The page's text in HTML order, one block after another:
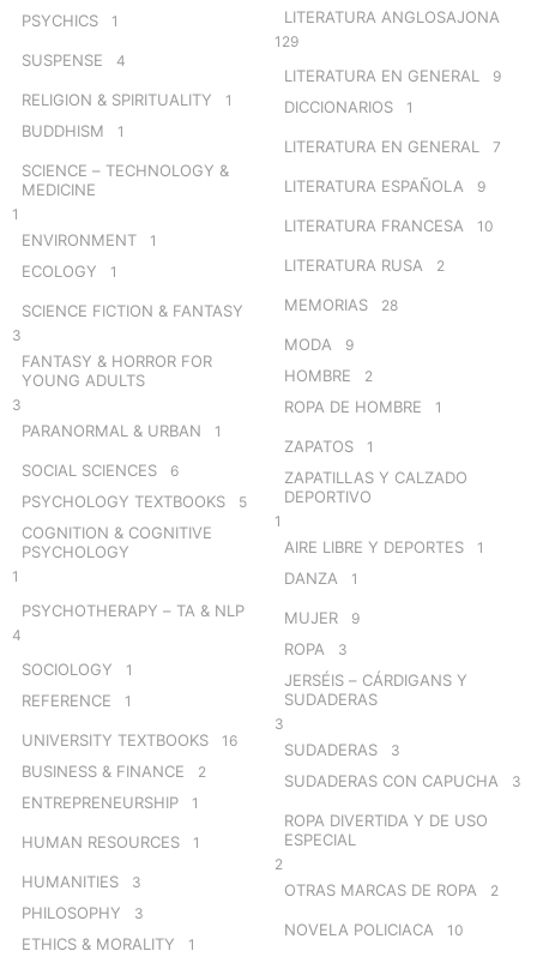
PSYCHICS 1
SUSPENSE 4
RELIGION & SPIRITUALITY 1
BUDDHISM 1
SCIENCE – TECHNOLOGY &
MEDICINE
1
ENVIRONMENT 1
ECOLOGY 1
SCIENCE FICTION & FANTASY
3
FANTASY & HORROR FOR
YOUNG ADULTS
3
PARANORMAL & URBAN 1
SOCIAL SCIENCES 6
PSYCHOLOGY TEXTBOOKS 5
COGNITION & COGNITIVE
PSYCHOLOGY
1
PSYCHOTHERAPY – TA & NLP
4
SOCIOLOGY 1
REFERENCE 1
UNIVERSITY TEXTBOOKS 16
BUSINESS & FINANCE 2
ENTREPRENEURSHIP 1
HUMAN RESOURCES 1
HUMANITIES 3
PHILOSOPHY 3
ETHICS & MORALITY 1
LITERATURA ANGLOSAJONA
129
LITERATURA EN GENERAL 9
DICCIONARIOS 1
LITERATURA EN GENERAL 7
LITERATURA ESPAÑOLA 9
LITERATURA FRANCESA 10
LITERATURA RUSA 2
MEMORIAS 28
MODA 9
HOMBRE 2
ROPA DE HOMBRE 1
ZAPATOS 1
ZAPATILLAS Y CALZADO
DEPORTIVO
1
AIRE LIBRE Y DEPORTES 1
DANZA 1
MUJER 9
ROPA 3
JERSÉIS – CÁRDIGANS Y
SUDADERAS
3
SUDADERAS 3
SUDADERAS CON CAPUCHA 3
ROPA DIVERTIDA Y DE USO
ESPECIAL
2
OTRAS MARCAS DE ROPA 2
NOVELA POLICIACA 10